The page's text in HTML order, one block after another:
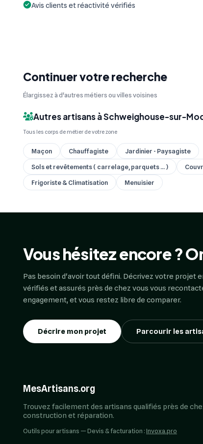
Avis clients et réactivité vérifiés
Continuer votre recherche
Élargissez à d'autres métiers ou villes voisines
Autres artisans à Schweighouse-sur-
Tous les corps de métier de votre zone
Maçon Chauffagiste
Jardinier - Paysagiste
Sols et revêtements ( carrelage, parquets ... )
Frigoriste & Climatisation
Menuisier
Vous hésitez encore ?
Pas besoin d'avoir tout défini. Décrivez votre projet
vérifiés et assurés près de chez vous vous
engagement, et vous restez libre de comparer.
Décrire mon projet Parcourir les
MesArtisans.org
Trouvez facilement des artisans qualifiés près de
construction et réparation.
Outils pour artisans — Devis & facturation :Invoxa.pro